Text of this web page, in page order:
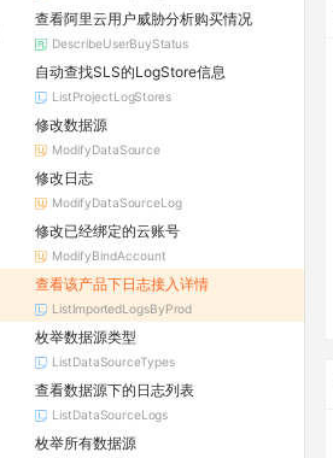
查看阿里云用户威胁分析购买情况
DescribeUserBuyStatus
自动查找SLS的LogStore信息
ListProjectLogStores
修改数据源
ModifyDataSource
修改日志
ModifyDataSourceLog
修改已经绑定的云账号
ModifyBindAccount
查看该产品下日志接入详情
ListImportedLogsByProd
枚举数据源类型
ListDataSourceTypes
查看数据源下的日志列表
ListDataSourceLogs
枚举所有数据源